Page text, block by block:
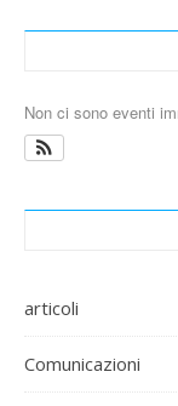
Non ci sono eventi
articoli
Comunicazioni